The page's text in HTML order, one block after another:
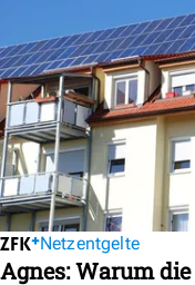
Netzentgelte
Agnes: Warum